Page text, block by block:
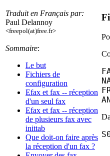
Traduit en Français par:
Paul Delannoy
<freepol(at)free.fr>
Sommaire:
Le but
Fichiers de
configuration
Efax et fax -- réception
d'un seul fax
Efax et fax -- réception
de plusieurs fax avec
inittab
Que doit-on faire après
la réception d'un fax ?